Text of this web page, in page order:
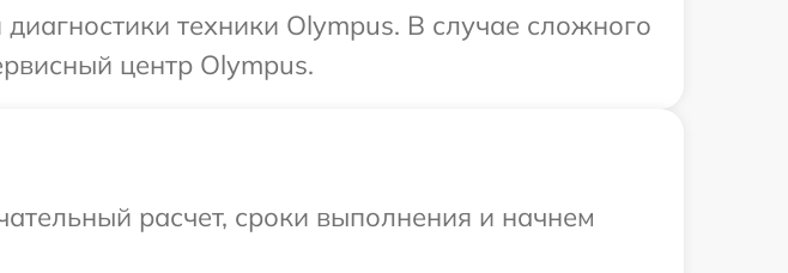
техники Olympus. В случае сложного
центр Olympus.
расчет, сроки выполнения и начнем